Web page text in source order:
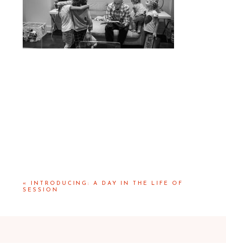
«
INTRODUCING: A DAY IN THE LIFE OF
SESSION